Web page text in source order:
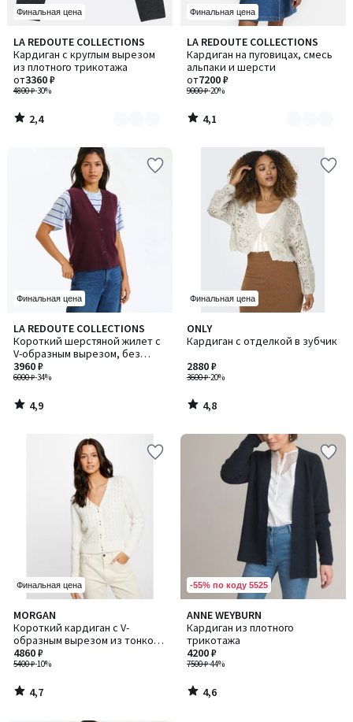
Финальная цена
LA REDOUTE COLLECTIONS
Кардиган с круглым вырезом
из плотного трикотажа
4800 ₽-30%
от3360 ₽
2,4
/ 5
Количество
цветов:
2
2,4
/
Финальная цена
LA REDOUTE COLLECTIONS
Кардиган на пуговицах, смесь
альпаки и шерсти
9000 ₽-20%
от7200 ₽
4,1
/ 5
Количество
цветов:
2
4,1
/
Финальная цена
LA REDOUTE COLLECTIONS
Короткий шерстяной жилет с
V-образным вырезом, без
рукавов и на пуговицах
6000 ₽-34%
3960 ₽
4,9
/ 5
4,9
/
Финальная цена
ONLY
Кардиган с отделкой в зубчик
3600 ₽-20%
2880 ₽
4,8
/ 5
4,8
/
Финальная цена
MORGAN
Короткий кардиган с V-
образным вырезом из тонкого
трикотажа
5400 ₽-10%
4860 ₽
4,7
/ 5
4,7
/
-55% по коду 5525
ANNE WEYBURN
Кардиган из плотного
трикотажа
7500 ₽-44%
4200 ₽
4,6
/ 5
4,6
/